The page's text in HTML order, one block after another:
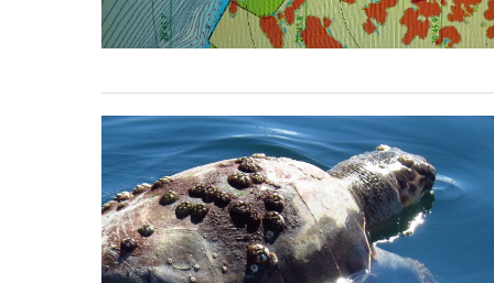
Tote
Meeresschildkröten
Caretta
Caretta